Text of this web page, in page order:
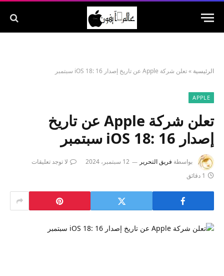
الرئيسية »تعلن شركة Apple عن تاريخ إصدار iOS 18: 16 سبتمبر
APPLE
تعلن شركة Apple عن تاريخ
إصدار iOS 18: 16 سبتمبر
بواسطة فريق التحرير 12 سبتمبر، 2024
لا توجد تعليقات
1 دقائق